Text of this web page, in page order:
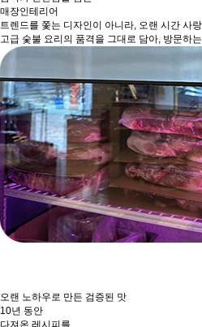
매장인테리어
트렌드를 쫓는 디자인이 아니라, 오랜 시간 사
고급 숯불 요리의 품격을 그대로 담아, 방문하
오랜 노하우로 만든 검증된 맛
10년 동안
다져온 레시피를